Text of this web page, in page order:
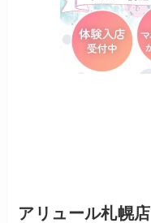
アリュール札幌店